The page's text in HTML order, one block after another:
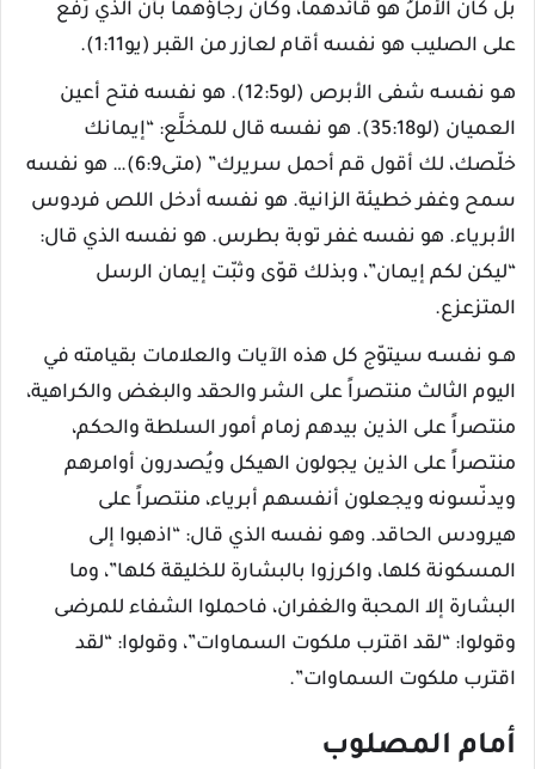
بل كان الأملُ هو قائدهما، وكان رجاؤهما بأن الذي رُفع
على الصليب هو نفسه أقام لعازر من القبر (يو1:11).
هـو نفسـه شفى الأبرص (لو12:5). هو نفسه فتح أعين
العميان (لو35:18). هو نفسه قال للمخلَّع: “إيمانك
خلّصك، لك أقول قم أحمل سريرك” (متى6:9)… هو نفسه
سمح وغفر خطيئة الزانية. هو نفسه أدخل اللص فردوس
الأبرياء. هو نفسه غفر توبة بطرس. هو نفسه الذي قال:
“ليكن لكم إيمان”، وبذلك قوّى وثبّت إيمان الرسل
المتزعزع.
هــو نفسـه سيتوّج كل هذه الآيات والعلامات بقيامته في
اليوم الثالث منتصراً على الشر والحقد والبغض والكراهية،
منتصراً على الذين بيدهم زمام أمور السلطة والحكم،
منتصراً على الذين يجولون الهيكل ويُصدرون أوامرهم
ويدنّسونه ويجعلون أنفسهم أبرياء، منتصراً على
هيرودس الحاقد. وهـو نفسه الذي قال: “اذهبوا إلى
المسكونة كلها، واكرزوا بالبشارة للخليقة كلها”، وما
البشارة إلا المحبة والغفران، فاحملوا الشفاء للمرضى
وقولوا: “لقد اقترب ملكوت السماوات”، وقولوا: “لقد
اقترب ملكوت السماوات”.
أمام المصلوب